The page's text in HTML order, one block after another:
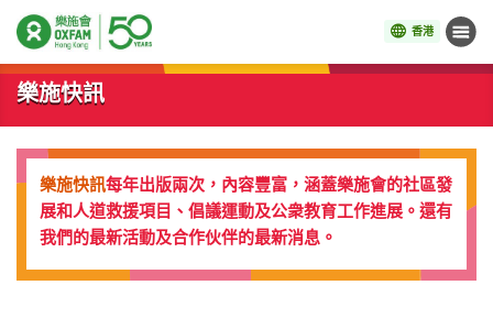
香港 目錄
開始主要內容
樂施快訊
樂施快訊每年出版兩次，內容豐富，涵蓋樂施會的社區發
展和人道救援項目、倡議運動及公衆教育工作進展。還有
我們的最新活動及合作伙伴的最新消息。